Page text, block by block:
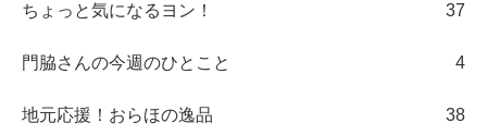
ちょっと気になるヨン！ 37
門脇さんの今週のひとこと 4
地元応援！おらほの逸品 38